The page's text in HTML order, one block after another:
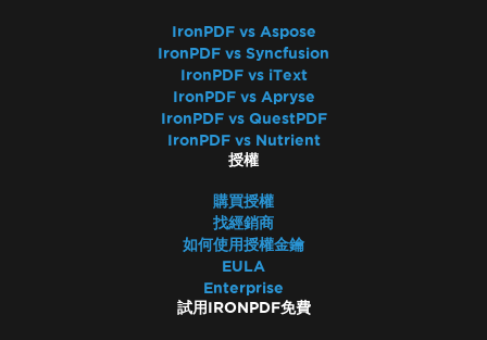
IronPDF vs Aspose
IronPDF vs Syncfusion
IronPDF vs iText
IronPDF vs Apryse
IronPDF vs QuestPDF
IronPDF vs Nutrient
授權
購買授權
找經銷商
如何使用授權金鑰
EULA
Enterprise
試用IRONPDF免費